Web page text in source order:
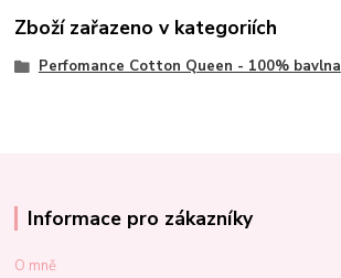
Zboží zařazeno v kategoriích
Perfomance Cotton Queen - 100% bavlna
Informace pro zákazníky
O mně